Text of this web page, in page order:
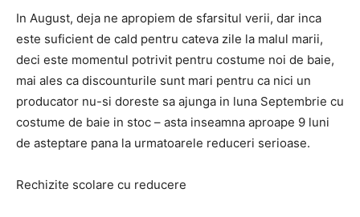
In August, deja ne apropiem de sfarsitul verii, dar inca
este suficient de cald pentru cateva zile la malul marii,
deci este momentul potrivit pentru costume noi de baie,
mai ales ca discounturile sunt mari pentru ca nici un
producator nu-si doreste sa ajunga in luna Septembrie cu
costume de baie in stoc – asta inseamna aproape 9 luni
de asteptare pana la urmatoarele reduceri serioase.
Rechizite scolare cu reducere